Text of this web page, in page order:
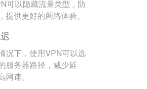
可以隐藏流量类型，防
提供更好的网络体验。
况下，使用VPN可以选
服务器路径，减少延
网速。